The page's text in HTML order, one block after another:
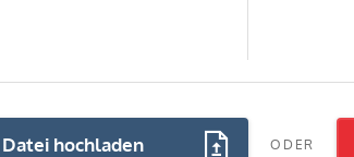
Datei hochladen ODER